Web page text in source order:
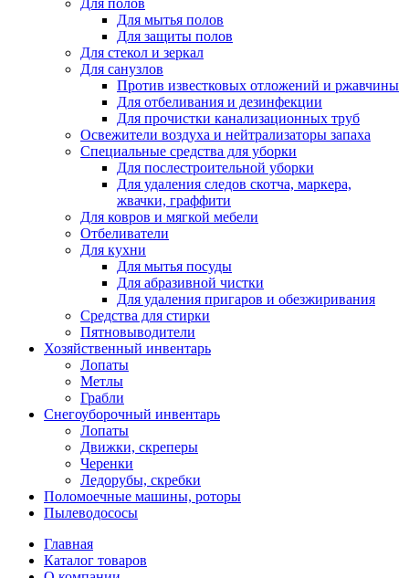
Для полов
Для мытья полов
Для защиты полов
Для стекол и зеркал
Для санузлов
Против известковых отложений и ржавчины
Для отбеливания и дезинфекции
Для прочистки канализационных труб
Освежители воздуха и нейтрализаторы запаха
Специальные средства для уборки
Для послестроительной уборки
Для удаления следов скотча, маркера,
жвачки, граффити
Для ковров и мягкой мебели
Отбеливатели
Для кухни
Для мытья посуды
Для абразивной чистки
Для удаления пригаров и обезжиривания
Средства для стирки
Пятновыводители
Хозяйственный инвентарь
Лопаты
Метлы
Грабли
Снегоуборочный инвентарь
Лопаты
Движки, скреперы
Черенки
Ледорубы, скребки
Поломоечные машины, роторы
Пылеводососы
Главная
Каталог товаров